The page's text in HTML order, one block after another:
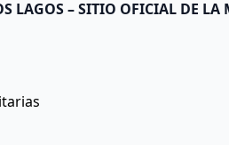
LAGOS – SITIO OFICIAL DE